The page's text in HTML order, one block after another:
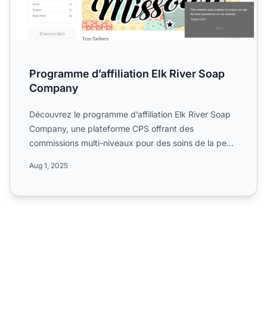
Programme d’affiliation Elk River Soap
Company
Découvrez le programme d’affiliation Elk River Soap
Company, une plateforme CPS offrant des
commissions multi-niveaux pour des soins de la peau
Aug 1, 2025